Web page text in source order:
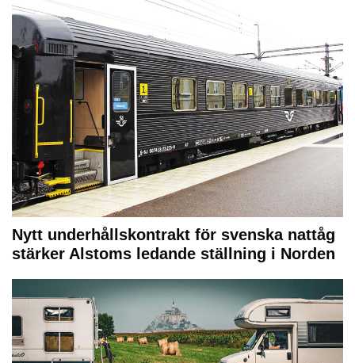
Nytt underhållskontrakt för svenska nattåg
stärker Alstoms ledande ställning i Norden